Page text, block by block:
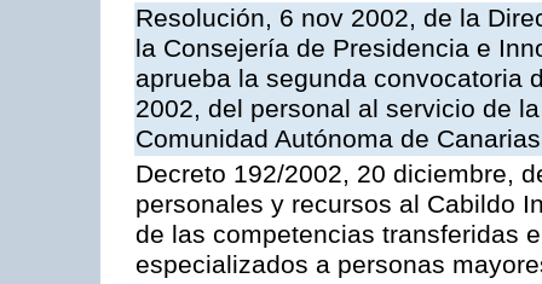
Resolución, 6 nov 2002, de la
la Consejería de Presidencia e
aprueba la segunda convocatoria
2002, del personal al servicio de
Comunidad Autónoma de
Decreto 192/2002, 20 diciembre,
personales y recursos al Cabildo
de las competencias transferidas
especializados a personas